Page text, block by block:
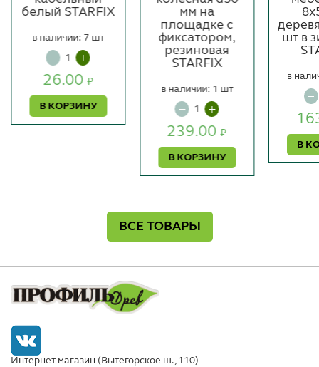
белый STARFIX
26.00₽
В КОРЗИНУ
в наличии: 7 шт
мм на
площадке с
фиксатором,
резиновая
STARFIX
239.00₽
В КОРЗИНУ
в наличии: 1 шт
шт в
В
в
ВСЕ ТОВАРЫ
Интернет магазин (Вытегорское ш., 110)